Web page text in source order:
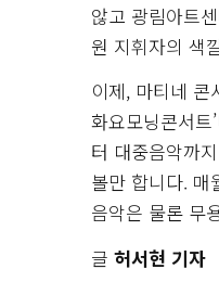
않고 광림아트
원 지휘자의 색
이제, 마티네 콘
화요모닝콘서트
터 대중음악까
볼만 합니다. 매
음악은 물론 무
글 허서현 기자